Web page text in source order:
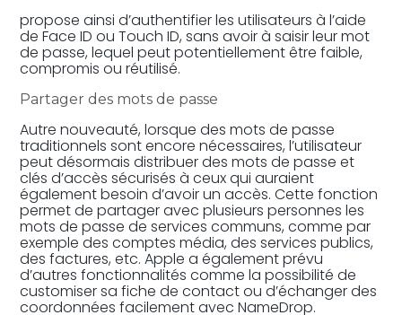
propose ainsi d’authentifier les utilisateurs à l’aide
de Face ID ou Touch ID, sans avoir à saisir leur mot
de passe, lequel peut potentiellement être faible,
compromis ou réutilisé.
Partager des mots de passe
Autre nouveauté, lorsque des mots de passe
traditionnels sont encore nécessaires, l’utilisateur
peut désormais distribuer des mots de passe et
clés d’accès sécurisés à ceux qui auraient
également besoin d’avoir un accès. Cette fonction
permet de partager avec plusieurs personnes les
mots de passe de services communs, comme par
exemple des comptes média, des services publics,
des factures, etc. Apple a également prévu
d’autres fonctionnalités comme la possibilité de
customiser sa fiche de contact ou d’échanger des
coordonnées facilement avec NameDrop.